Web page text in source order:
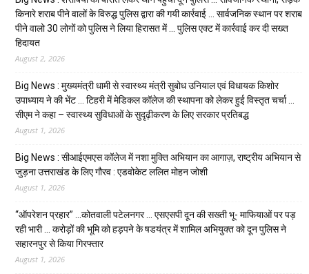
किनारे शराब पीने वालों के विरुद्ध पुलिस द्वारा की गयी कार्रवाई … सार्वजनिक स्थान पर शराब
पीने वालो 30 लोगों को पुलिस ने लिया हिरासत में … पुलिस एक्ट में कार्रवाई कर दी सख्त
हिदायत
August 2, 2026
Big News : मुख्यमंत्री धामी से स्वास्थ्य मंत्री सुबोध उनियाल एवं विधायक किशोर
उपाध्याय ने की भेंट … टिहरी में मेडिकल कॉलेज की स्थापना को लेकर हुई विस्तृत चर्चा …
सीएम ने कहा – स्वास्थ्य सुविधाओं के सुदृढ़ीकरण के लिए सरकार प्रतिबद्ध
August 1, 2026
Big News : सीआईएमएस कॉलेज में नशा मुक्ति अभियान का आगाज़, राष्ट्रीय अभियान से
जुड़ना उत्तराखंड के लिए गौरव : एडवोकेट ललित मोहन जोशी
August 1, 2026
“ऑपरेशन प्रहार” …कोतवाली पटेलनगर … एसएसपी दून की सख्ती भू- माफियाओं पर पड़
रही भारी … करोड़ों की भूमि को हड़पने के षडयंत्र में शामिल अभियुक्त को दून पुलिस ने
सहारनपुर से किया गिरफ्तार
August 1, 2026